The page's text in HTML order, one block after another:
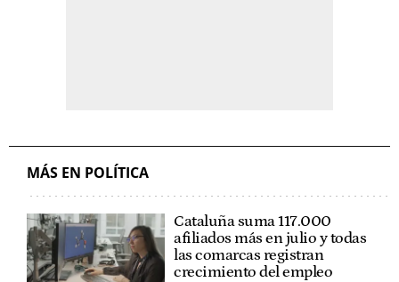
MÁS EN POLÍTICA
Cataluña suma 117.000
afiliados más en julio y todas
las comarcas registran
crecimiento del empleo